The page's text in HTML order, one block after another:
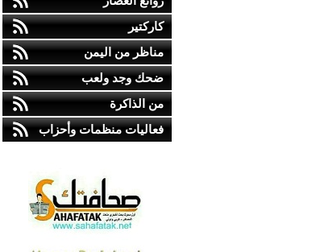
كاركتير
مناظر من اليمن
ضحك وجد ولعب
من الذاكرة
فعاليات منظمات وأحزاب